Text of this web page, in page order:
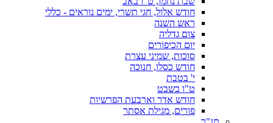
חודש אלול, חגי תשרי, ימים נוראים - כללי
ראש השנה
צום גדליה
יום הכיפורים
סוכות, שמיני עצרת
חודש כסלו, חנוכה
י' בטבת
ט"ו בשבט
חודש אדר וארבעת הפרשיות
פורים, מגילת אסתר